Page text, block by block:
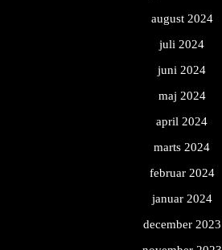
august 2024
juli 2024
juni 2024
maj 2024
april 2024
marts 2024
februar 2024
januar 2024
december 2023